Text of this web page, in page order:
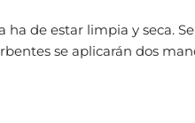
ha de estar limpia y seca.
se aplicarán dos